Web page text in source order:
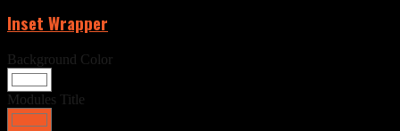
Inset Wrapper
Background Color
Modules Title